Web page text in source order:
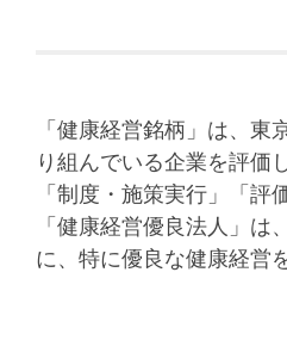
「健康経営銘柄」は、
り組んでいる企業を評価
「制度・施策実行」「
「健康経営優良法人」
に、特に優良な健康経営